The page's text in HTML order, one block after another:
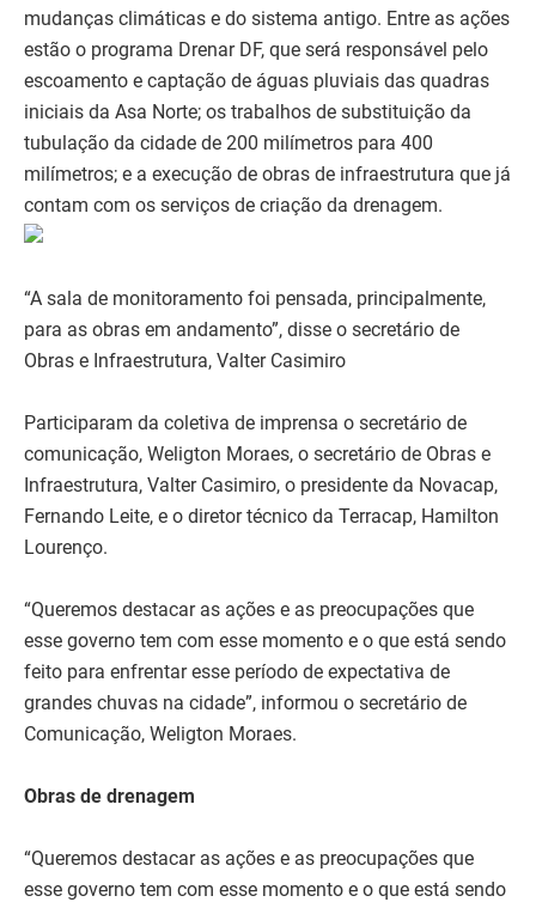
mudanças climáticas e do sistema antigo. Entre as ações
estão o programa Drenar DF, que será responsável pelo
escoamento e captação de águas pluviais das quadras
iniciais da Asa Norte; os trabalhos de substituição da
tubulação da cidade de 200 milímetros para 400
milímetros; e a execução de obras de infraestrutura que já
contam com os serviços de criação da drenagem.
“A sala de monitoramento foi pensada, principalmente,
para as obras em andamento”, disse o secretário de
Obras e Infraestrutura, Valter Casimiro
Participaram da coletiva de imprensa o secretário de
comunicação, Weligton Moraes, o secretário de Obras e
Infraestrutura, Valter Casimiro, o presidente da Novacap,
Fernando Leite, e o diretor técnico da Terracap, Hamilton
Lourenço.
“Queremos destacar as ações e as preocupações que
esse governo tem com esse momento e o que está sendo
feito para enfrentar esse período de expectativa de
grandes chuvas na cidade”, informou o secretário de
Comunicação, Weligton Moraes.
Obras de drenagem
“Queremos destacar as ações e as preocupações que
esse governo tem com esse momento e o que está sendo